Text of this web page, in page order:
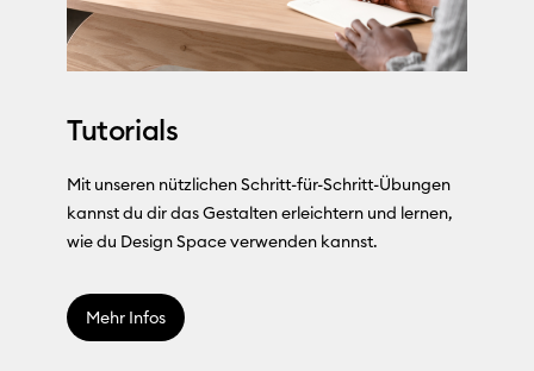
Tutorials
Mit unseren nützlichen Schritt-für-Schritt-Übungen
kannst du dir das Gestalten erleichtern und lernen,
wie du Design Space verwenden kannst.
Mehr Infos